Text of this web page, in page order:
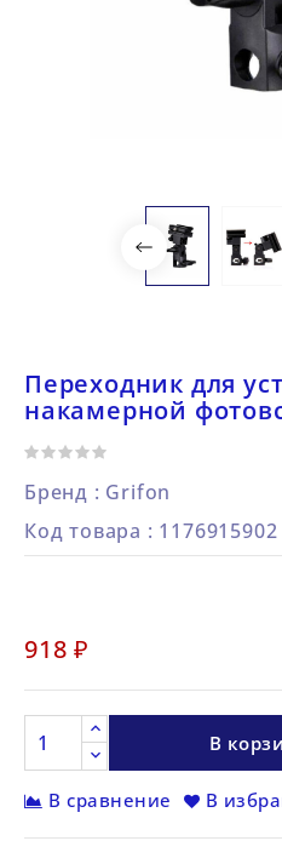
Переходник для
накамерной
Бренд : Grifon
Код товара : 1176915902
918 ₽
В
В сравнение В